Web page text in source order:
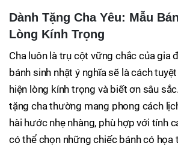
Dành Tặng Cha Yêu: Mẫu
Lòng Kính Trọng
Cha luôn là trụ cột vững chắc của gia
bánh sinh nhật ý nghĩa sẽ là cách
hiện lòng kính trọng và biết ơn sâu
tặng cha thường mang phong cách
hài hước nhẹ nhàng, phù hợp với tính
có thể chọn những chiếc bánh có họa